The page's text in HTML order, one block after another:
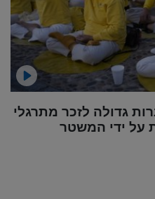
גדולה לזכר מתרגלי
על ידי המשטר